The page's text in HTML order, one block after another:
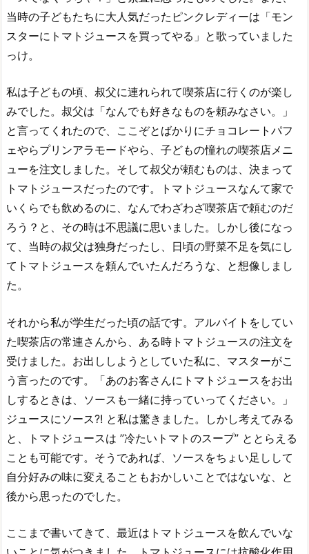
当時の子どもたちに大人気だったピンクレディーは「モン
スターにトマトジュースを買ってやる」と歌っていました
っけ。
私は子どもの頃、叔父に連れられて喫茶店に行くのが楽し
みでした。叔父は「なんでも好きなものを頼みなさい。」
と言ってくれたので、ここぞとばかりにチョコレートパフ
ェやらプリンアラモードやら、子どもの憧れの喫茶店メニ
ューを注文しました。そして叔父が頼むものは、決まって
トマトジュースだったのです。トマトジュースなんて家で
いくらでも飲めるのに、なんでわざわざ喫茶店で頼むのだ
ろう？と、その時は不思議に思いました。しかし後になっ
て、当時の叔父は独身だったし、日頃の野菜不足を気にし
てトマトジュースを頼んでいたんだろうな、と想像しまし
た。
それから私が学生だった頃の話です。アルバイトをしてい
た喫茶店の常連さんから、ある時トマトジュースの注文を
受けました。お出ししようとしていた私に、マスターがこ
う言ったのです。「あのお客さんにトマトジュースをお出
しするときは、ソースも一緒に持っていってください。」
ジュースにソース?! と私は驚きました。しかし考えてみる
と、トマトジュースは ”冷たいトマトのスープ” ととらえる
ことも可能です。そうであれば、ソースをちょい足しして
自分好みの味に変えることもおかしいことではないな、と
後から思ったのでした。
ここまで書いてきて、最近はトマトジュースを飲んでいな